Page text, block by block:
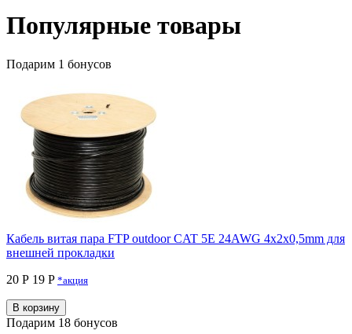
Популярные товары
Подарим 1 бонусов
Кабель витая пара FTP outdoor CAT 5E 24AWG 4x2x0,5mm для
внешней прокладки
20 Р 19 P *акция
В корзину
Подарим 18 бонусов